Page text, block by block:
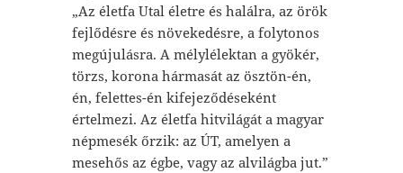
„Az életfa Utal életre és halálra, az örök
fejlődésre és növekedésre, a folytonos
megújulásra. A mélylélektan a gyökér,
törzs, korona hármasát az ösztön-én,
én, felettes-én kifejeződéseként
értelmezi. Az életfa hitvilágát a magyar
népmesék őrzik: az ÚT, amelyen a
mesehős az égbe, vagy az alvilágba jut.”